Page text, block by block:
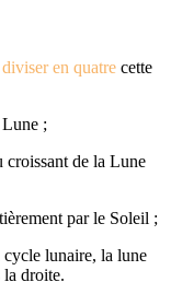
diviser en quatre cette
;
de la Lune
par le Soleil ;
lunaire, la lune
la droite.